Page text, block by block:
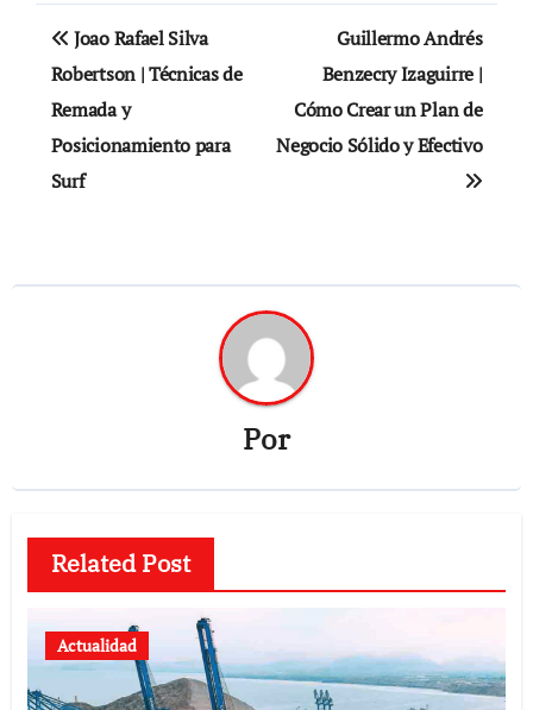
Navegación
de
entradas
Joao Rafael Silva
Robertson | Técnicas de
Remada y
Posicionamiento para
Surf
Guillermo Andrés
Benzecry Izaguirre |
Cómo Crear un Plan de
Negocio Sólido y Efectivo
Por
Related Post
Actualidad